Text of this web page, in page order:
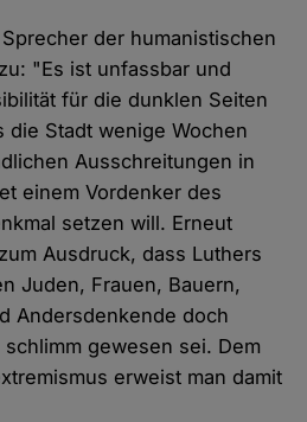
der humanistischen
"Es ist unfassbar und
für die dunklen Seiten
die Stadt wenige Wochen
Ausschreitungen in
einem Vordenker des
setzen will. Erneut
Ausdruck, dass Luthers
Juden, Frauen, Bauern,
Andersdenkende doch
gewesen sei. Dem
erweist man damit